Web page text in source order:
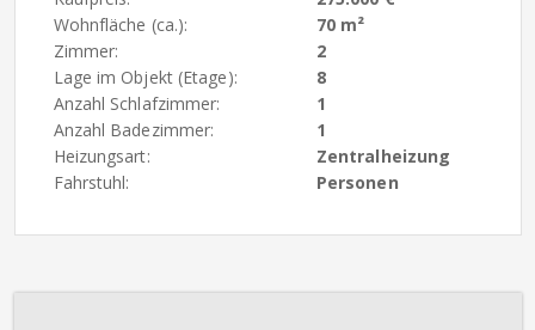
Wohnfläche (ca.):
70 m²
Zimmer:
2
Lage im Objekt (Etage):
8
Anzahl Schlafzimmer:
1
Anzahl Badezimmer:
1
Heizungsart:
Zentralheizung
Fahrstuhl:
Personen